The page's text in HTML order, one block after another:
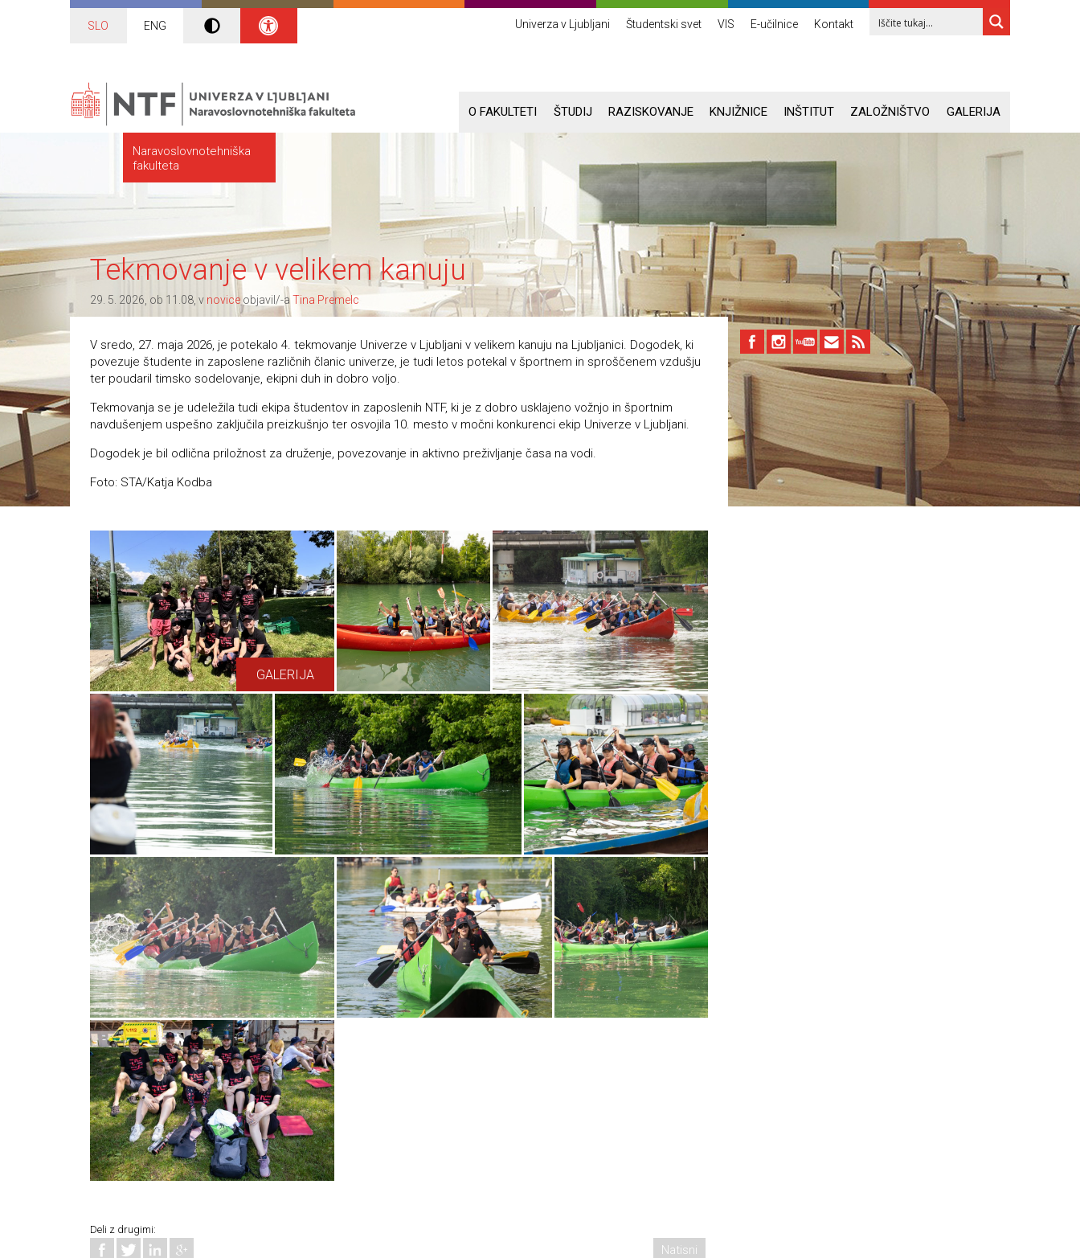
SLO ENG Univerza v Ljubljani Študentski svet VIS E-učilnice Kontakt
Naravoslovnotehniška
fakulteta
O FAKULTETI ŠTUDIJ RAZISKOVANJE KNJIŽNICE INŠTITUT ZALOŽNIŠTVO GALERIJA
Tekmovanje v velikem kanuju
29. 5. 2026, ob 11.08, v novice objavil/-a Tina Premelc
V sredo, 27. maja 2026, je potekalo 4. tekmovanje Univerze v Ljubljani v velikem kanuju na Ljubljanici. Dogodek, ki
povezuje študente in zaposlene različnih članic univerze, je tudi letos potekal v športnem in sproščenem vzdušju
ter poudaril timsko sodelovanje, ekipni duh in dobro voljo.
Tekmovanja se je udeležila tudi ekipa študentov in zaposlenih NTF, ki je z dobro usklajeno vožnjo in športnim
navdušenjem uspešno zaključila preizkušnjo ter osvojila 10. mesto v močni konkurenci ekip Univerze v Ljubljani.
Dogodek je bil odlična priložnost za druženje, povezovanje in aktivno preživljanje časa na vodi.
Foto: STA/Katja Kodba
GALERIJA
Deli z drugimi:
Natisni